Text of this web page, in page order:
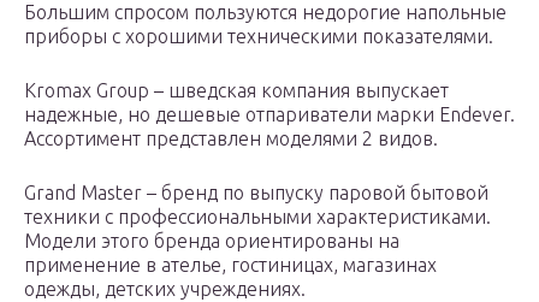
Большим спросом пользуются недорогие напольные
приборы с хорошими техническими показателями.
Kromax Group – шведская компания выпускает
надежные, но дешевые отпариватели марки Endever.
Ассортимент представлен моделями 2 видов.
Grand Master – бренд по выпуску паровой бытовой
техники с профессиональными характеристиками.
Модели этого бренда ориентированы на
применение в ателье, гостиницах, магазинах
одежды, детских учреждениях.